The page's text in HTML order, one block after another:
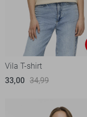
Vila T-shirt
33,00 34,99